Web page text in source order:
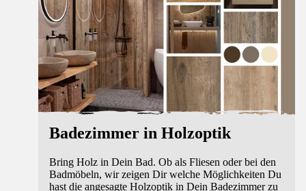
Badezimmer in Holzoptik
Bring Holz in Dein Bad. Ob als Fliesen oder bei den
Badmöbeln, wir zeigen Dir welche Möglichkeiten Du
hast die angesagte Holzoptik in Dein Badezimmer zu